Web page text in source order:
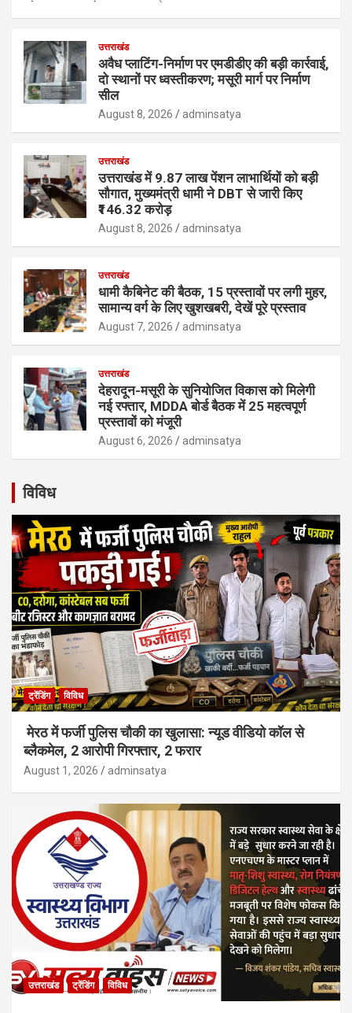
उत्तराखंड
अवैध प्लाटिंग-निर्माण पर एमडीडीए की बड़ी कार्रवाई,
दो स्थानों पर ध्वस्तीकरण; मसूरी मार्ग पर निर्माण
सील
August 8, 2026 adminsatya
उत्तराखंड
उत्तराखंड में 9.87 लाख पेंशन लाभार्थियों को बड़ी
सौगात, मुख्यमंत्री धामी ने DBT से जारी किए
₹146.32 करोड़
August 8, 2026 adminsatya
उत्तराखंड
धामी कैबिनेट की बैठक, 15 प्रस्तावों पर लगी मुहर,
सामान्य वर्ग के लिए खुशखबरी, देखें पूरे प्रस्ताव
August 7, 2026 adminsatya
उत्तराखंड
देहरादून-मसूरी के सुनियोजित विकास को मिलेगी
नई रफ्तार, MDDA बोर्ड बैठक में 25 महत्वपूर्ण
प्रस्तावों को मंजूरी
August 6, 2026 adminsatya
विविध
ट्रेंडिंग विविध
मेरठ में फर्जी पुलिस चौकी का खुलासा: न्यूड वीडियो कॉल से
ब्लैकमेल, 2 आरोपी गिरफ्तार, 2 फरार
August 1, 2026 adminsatya
उत्तराखंड ट्रेंडिंग विविध